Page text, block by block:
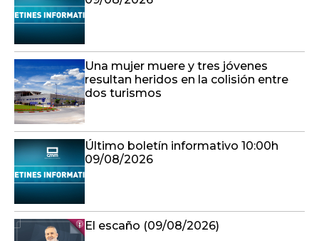
Una mujer muere y tres jóvenes
resultan heridos en la colisión entre
dos turismos
Último boletín informativo 10:00h
09/08/2026
El escaño (09/08/2026)